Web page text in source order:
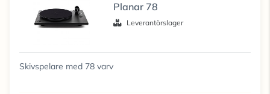
Planar 78
Leverantörslager
Skivspelare med 78 varv